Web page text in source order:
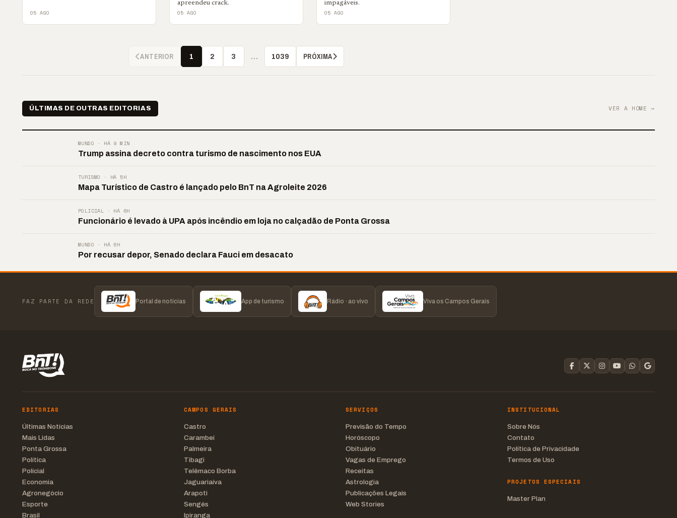
05 AGO
apreendeu crack.
05 AGO
impagáveis.
05 AGO
ANTERIOR 1 2 3 … 1039 PRÓXIMA
ÚLTIMAS DE OUTRAS EDITORIAS VER A HOME →
MUNDO · HÁ 9 MIN
Trump assina decreto contra turismo de nascimento nos EUA
TURISMO · HÁ 5H
Mapa Turístico de Castro é lançado pelo BnT na Agroleite 2026
POLICIAL · HÁ 6H
Funcionário é levado à UPA após incêndio em loja no calçadão de Ponta Grossa
MUNDO · HÁ 6H
Por recusar depor, Senado declara Fauci em desacato
FAZ PARTE DA REDE Portal de notícias App de turismo Rádio · ao vivo Viva os Campos Gerais
EDITORIAS
Últimas Notícias
Mais Lidas
Ponta Grossa
Política
Policial
Economia
Agronegócio
Esporte
Brasil
CAMPOS GERAIS
Castro
Carambeí
Palmeira
Tibagi
Telêmaco Borba
Jaguariaíva
Arapoti
Sengés
Ipiranga
SERVIÇOS
Previsão do Tempo
Horóscopo
Obituário
Vagas de Emprego
Receitas
Astrologia
Publicações Legais
Web Stories
INSTITUCIONAL
Sobre Nós
Contato
Política de Privacidade
Termos de Uso
PROJETOS ESPECIAIS
Master Plan